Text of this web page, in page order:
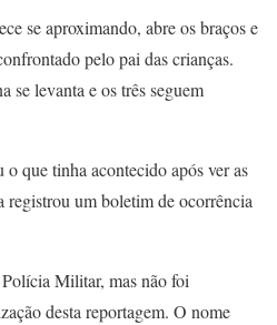
se aproximando, abre os braços e
pelo pai das crianças.
se levanta e os três seguem
que tinha acontecido após ver as
registrou um boletim de ocorrência
Militar, mas não foi
desta reportagem. O nome